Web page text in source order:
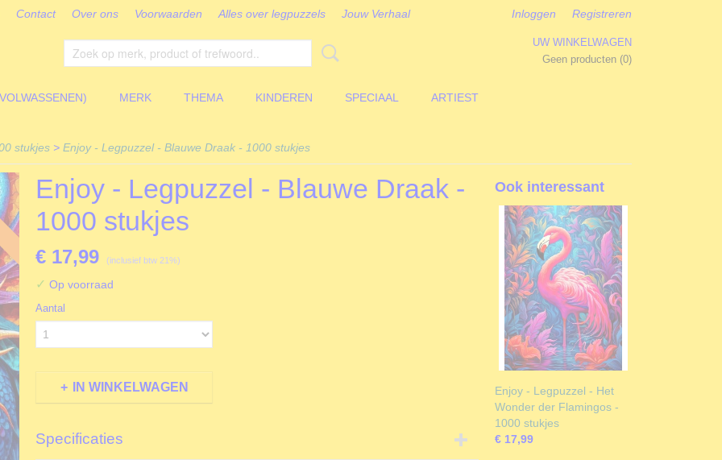
Contact Over ons Voorwaarden Alles over legpuzzels Jouw Verhaal Inloggen Registreren
UW WINKELWAGEN
Geen producten (0)
MERK THEMA KINDEREN SPECIAAL ARTIEST
stukjes > Enjoy - Legpuzzel - Blauwe Draak - 1000 stukjes
Enjoy - Legpuzzel - Blauwe Draak -
1000 stukjes
€ 17,99 (inclusief btw 21%)
✓ Op voorraad
Aantal
IN WINKELWAGEN
Specificaties
Ook interessant
Enjoy - Legpuzzel - Het
Wonder der Flamingos -
1000 stukjes
€ 17,99